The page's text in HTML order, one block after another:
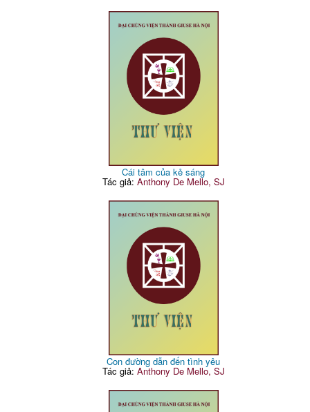
Cái tâm của kẻ sáng
Tác giả: Anthony De Mello, SJ
Con đường dẫn đến tình yêu
Tác giả: Anthony De Mello, SJ